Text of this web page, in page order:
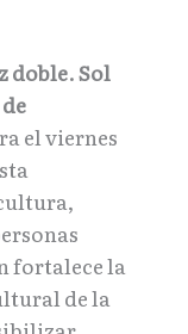
doble.Sol
el viernes
fortalece la
de la